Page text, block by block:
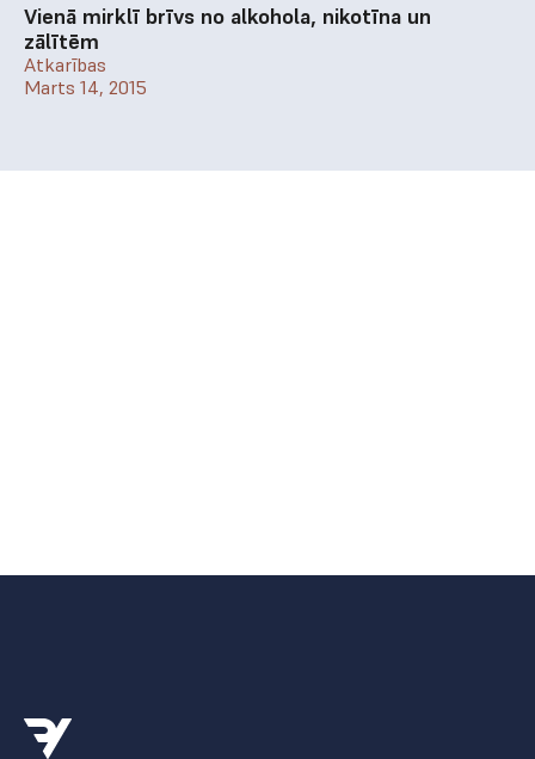
Vienā mirklī brīvs no alkohola, nikotīna un
zālītēm
Atkarības
Marts 14, 2015